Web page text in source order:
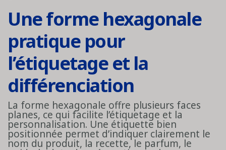
Une forme hexagonale
pratique pour
l’étiquetage et la
différenciation
La forme hexagonale offre plusieurs faces
planes, ce qui facilite l’étiquetage et la
personnalisation. Une étiquette bien
positionnée permet d’indiquer clairement le
nom du produit, la recette, le parfum, le